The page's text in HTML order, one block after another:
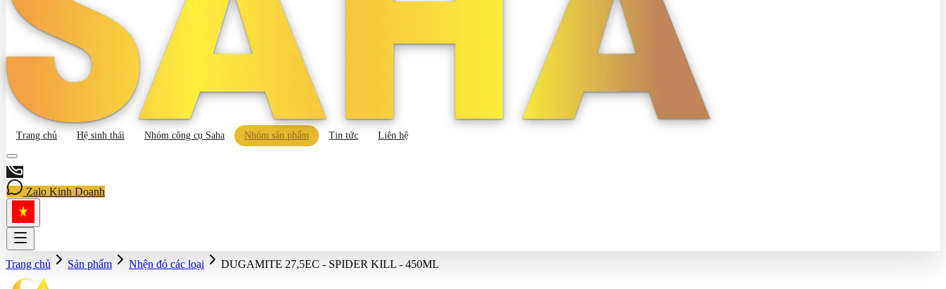
Trang chủ Hệ sinh thái Nhóm công cụ Saha Nhóm sản phẩm Tin tức Liên hệ
Zalo Kinh Doanh
Trang chủ Sản phẩm Nhện đỏ các loại DUGAMITE 27,5EC - SPIDER KILL - 450ML